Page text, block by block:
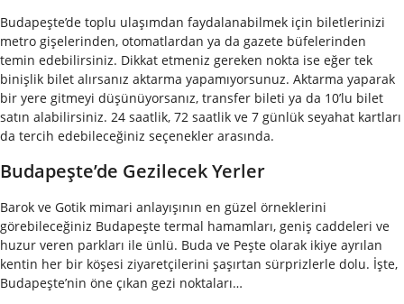
Budapeşte’de toplu ulaşımdan faydalanabilmek için biletlerinizi
metro gişelerinden, otomatlardan ya da gazete büfelerinden
temin edebilirsiniz. Dikkat etmeniz gereken nokta ise eğer tek
binişlik bilet alırsanız aktarma yapamıyorsunuz. Aktarma yaparak
bir yere gitmeyi düşünüyorsanız, transfer bileti ya da 10’lu bilet
satın alabilirsiniz. 24 saatlik, 72 saatlik ve 7 günlük seyahat kartları
da tercih edebileceğiniz seçenekler arasında.
Budapeşte’de Gezilecek Yerler
Barok ve Gotik mimari anlayışının en güzel örneklerini
görebileceğiniz Budapeşte termal hamamları, geniş caddeleri ve
huzur veren parkları ile ünlü. Buda ve Peşte olarak ikiye ayrılan
kentin her bir köşesi ziyaretçilerini şaşırtan sürprizlerle dolu. İşte,
Budapeşte’nin öne çıkan gezi noktaları…